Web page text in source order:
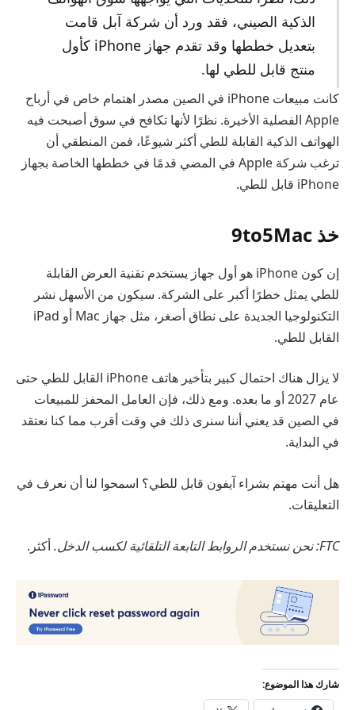
الذكية الصيني، فقد ورد أن شركة آبل قامت
بتعديل خططها وقد تقدم جهاز iPhone كأول
منتج قابل للطي لها.
كانت مبيعات iPhone في الصين مصدر اهتمام خاص في أرباح
Apple الفصلية الأخيرة. نظرًا لأنها تكافح في سوق أصبحت فيه
الهواتف الذكية القابلة للطي أكثر شيوعًا، فمن المنطقي أن
ترغب شركة Apple في المضي قدمًا في خططها الخاصة بجهاز
iPhone قابل للطي.
خذ 9to5Mac
إن كون iPhone هو أول جهاز يستخدم تقنية العرض القابلة
للطي يمثل خطرًا أكبر على الشركة. سيكون من الأسهل نشر
التكنولوجيا الجديدة على نطاق أصغر، مثل جهاز Mac أو iPad
القابل للطي.
لا يزال هناك احتمال كبير بتأخير هاتف iPhone القابل للطي حتى
عام 2027 أو ما بعده. ومع ذلك، فإن العامل المحفز للمبيعات
في الصين قد يعني أننا سنرى ذلك في وقت أقرب مما كنا نعتقد
في البداية.
هل أنت مهتم بشراء آيفون قابل للطي؟ اسمحوا لنا أن نعرف في
التعليقات.
FTC: نحن نستخدم الروابط التابعة التلقائية لكسب الدخل. أكثر.
شارك هذا الموضوع: